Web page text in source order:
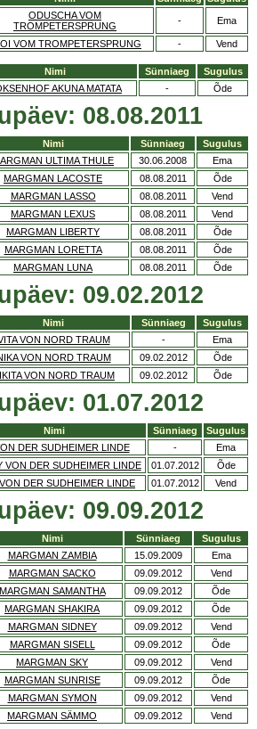
ODUSCHA VOM
TROMPETERSPRUNG
- Ema
VOM TROMPETERSPRUNG - Vend
Nimi Sünniaeg
Sugulus
AKUNA MATATA - Õde
08.08.2011
Nimi Sünniaeg
Sugulus
ULTIMA THULE 30.06.2008
Ema
MARGMAN LACOSTE 08.08.2011
Õde
MARGMAN LASSO 08.08.2011
Vend
MARGMAN LEXUS 08.08.2011
Vend
MARGMAN LIBERTY 08.08.2011
Õde
MARGMAN LORETTA 08.08.2011
Õde
MARGMAN LUNA 08.08.2011 Õde
09.02.2012
Nimi Sünniaeg
Sugulus
VON NORD TRAUM -
Ema
VON NORD TRAUM 09.02.2012
Õde
VON NORD TRAUM 09.02.2012 Õde
01.07.2012
Nimi Sünniaeg
Sugulus
DER SUDHEIMER LINDE -
Ema
VON DER SUDHEIMER LINDE 01.07.2012
Õde
DER SUDHEIMER LINDE 01.07.2012 Vend
09.09.2012
Nimi Sünniaeg
Sugulus
MARGMAN ZAMBIA 15.09.2009
Ema
MARGMAN SACKO 09.09.2012
Vend
MARGMAN SAMANTHA 09.09.2012
Õde
MARGMAN SHAKIRA 09.09.2012
Õde
MARGMAN SIDNEY 09.09.2012
Vend
MARGMAN SISELL 09.09.2012
Õde
MARGMAN SKY 09.09.2012
Vend
MARGMAN SUNRISE 09.09.2012
Õde
MARGMAN SYMON 09.09.2012
Vend
MARGMAN SÄMMO 09.09.2012 Vend